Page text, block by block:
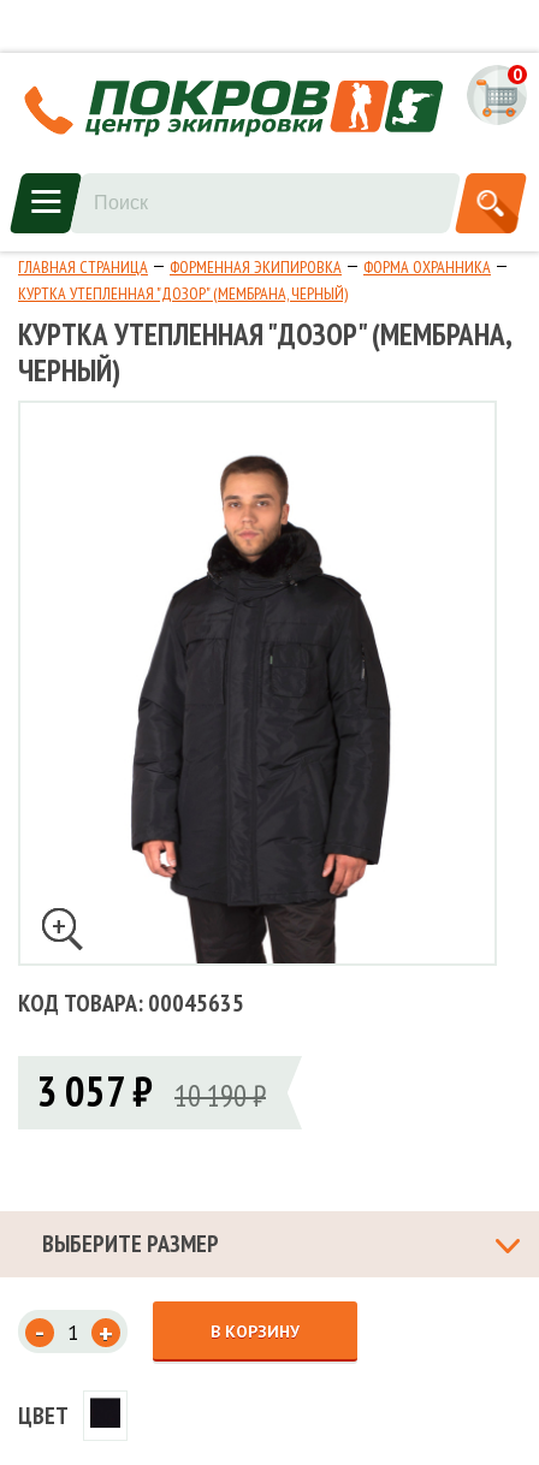
0
ГЛАВНАЯ СТРАНИЦА ФОРМЕННАЯ ЭКИПИРОВКА
ФОРМА ОХРАННИКА
КУРТКА УТЕПЛЕННАЯ "ДОЗОР" (МЕМБРАНА, ЧЕРНЫЙ)
КУРТКА УТЕПЛЕННАЯ "ДОЗОР" (МЕМБРАНА,
ЧЕРНЫЙ)
КОД ТОВАРА: 00045635
3 057 ₽ 10 190 ₽
ВЫБЕРИТЕ РАЗМЕР
- + В КОРЗИНУ
ЦВЕТ